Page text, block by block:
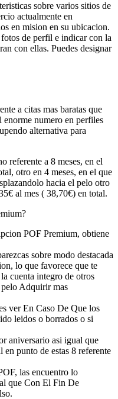
sobre varios sitios de
actualmente en
en mision en su ubicacion.
de perfil e indicar con la
con ellas. Puedes designar
a citas mas baratas que
numero en perfiles
alternativa para
referente a 8 meses, en el
otro en 4 meses, en el que
hacia el pelo otro
al mes ( 38,70€) en total.
POF Premium, obtiene
sobre modo destacada
lo que favorece que te
cuenta integro de otros
Adquirir mas
ver En Caso De Que los
leidos o borrados o si
aniversario asi­ igual que
en punto de estas 8 referente
las encuentro lo
que Con El Fin De